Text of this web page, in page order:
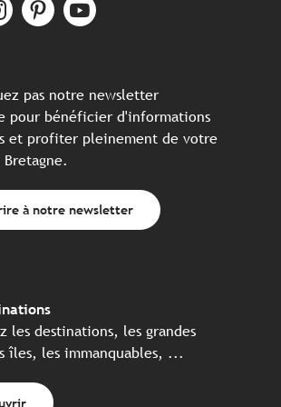
pas notre newsletter
pour bénéficier d'informations
et profiter pleinement de votre
à notre newsletter
les destinations, les grandes
îles, les immanquables, ...